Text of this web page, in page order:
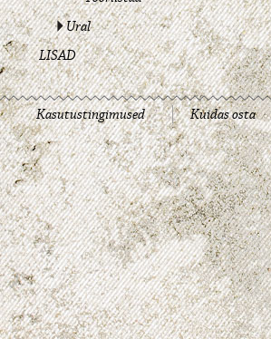
Ural
LISAD
Kasutustingimused Kuidas osta